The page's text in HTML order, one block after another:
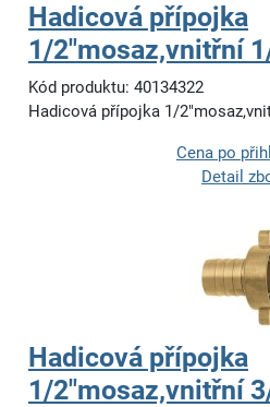
Hadicová přípojka
1/2"mosaz,vnitřní
Kód produktu: 40134322
Hadicová přípojka 1/
Cena po
Detail
Hadicová přípojka
1/2"mosaz,vnitřní